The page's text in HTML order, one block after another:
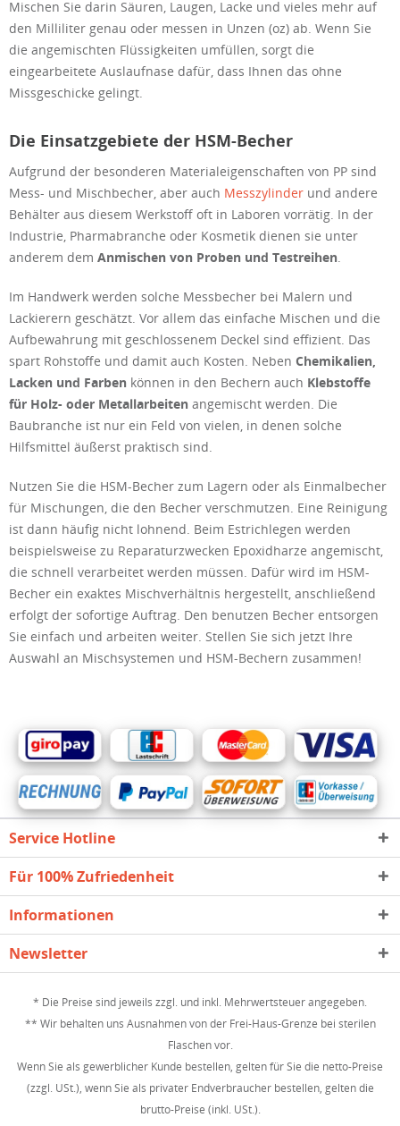
Mischen Sie darin Säuren, Laugen, Lacke und vieles mehr auf
den Milliliter genau oder messen in Unzen (oz) ab. Wenn Sie
die angemischten Flüssigkeiten umfüllen, sorgt die
eingearbeitete Auslaufnase dafür, dass Ihnen das ohne
Missgeschicke gelingt.
Die Einsatzgebiete der HSM-Becher
Aufgrund der besonderen Materialeigenschaften von PP sind
Mess- und Mischbecher, aber auch Messzylinder und andere
Behälter aus diesem Werkstoff oft in Laboren vorrätig. In der
Industrie, Pharmabranche oder Kosmetik dienen sie unter
anderem dem Anmischen von Proben und Testreihen
Im Handwerk werden solche Messbecher bei Malern und
Lackierern geschätzt. Vor allem das einfache Mischen und die
Aufbewahrung mit geschlossenem Deckel sind effizient. Das
spart Rohstoffe und damit auch Kosten. Neben Chemikalien,
Lacken und Farben können in den Bechern auch Klebstoffe
für Holz- oder Metallarbeiten angemischt werden. Die
Baubranche ist nur ein Feld von vielen, in denen solche
Hilfsmittel äußerst praktisch sind.
Nutzen Sie die HSM-Becher zum Lagern oder als Einmalbecher
für Mischungen, die den Becher verschmutzen. Eine Reinigung
ist dann häufig nicht lohnend. Beim Estrichlegen werden
beispielsweise zu Reparaturzwecken Epoxidharze angemischt,
die schnell verarbeitet werden müssen. Dafür wird im HSM-
Becher ein exaktes Mischverhältnis hergestellt, anschließend
erfolgt der sofortige Auftrag. Den benutzen Becher entsorgen
Sie einfach und arbeiten weiter. Stellen Sie sich jetzt Ihre
Auswahl an Mischsystemen und HSM-Bechern zusammen!
Service Hotline
Für 100% Zufriedenheit
Informationen
Newsletter
* Die Preise sind jeweils zzgl. und inkl. Mehrwertsteuer angegeben.
** Wir behalten uns Ausnahmen von der Frei-Haus-Grenze bei sterilen
Flaschen vor.
Wenn Sie als gewerblicher Kunde bestellen, gelten für Sie die netto-Preise
(zzgl. USt.), wenn Sie als privater Endverbraucher bestellen, gelten die
brutto-Preise (inkl. USt.).